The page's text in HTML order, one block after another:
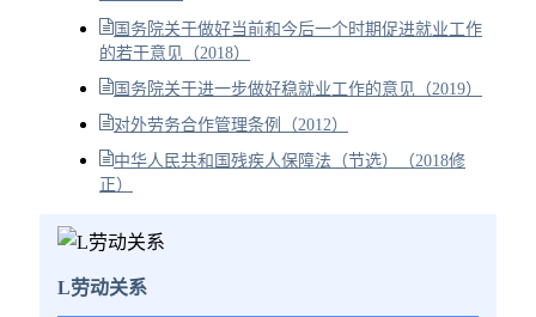
国务院关于做好当前和今后一个时期促进就业工作
的若干意见（2018）
国务院关于进一步做好稳就业工作的意见（2019）
对外劳务合作管理条例（2012）
中华人民共和国残疾人保障法（节选）（2018修
正）
L劳动关系